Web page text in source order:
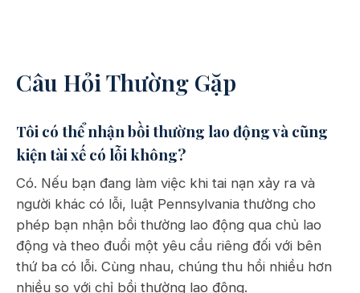
Câu Hỏi Thường Gặp
Tôi có thể nhận bồi thường lao động và cũng
kiện tài xế có lỗi không?
Có. Nếu bạn đang làm việc khi tai nạn xảy ra và
người khác có lỗi, luật Pennsylvania thường cho
phép bạn nhận bồi thường lao động qua chủ lao
động và theo đuổi một yêu cầu riêng đối với bên
thứ ba có lỗi. Cùng nhau, chúng thu hồi nhiều hơn
nhiều so với chỉ bồi thường lao động.